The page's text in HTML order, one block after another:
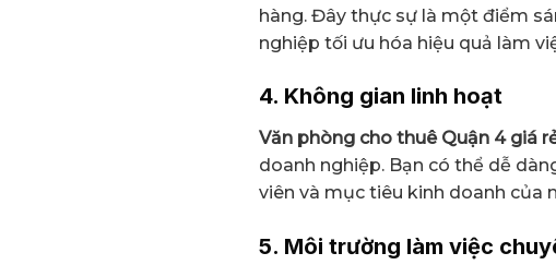
hàng. Đây thực sự là một điểm
nghiệp tối ưu hóa hiệu quả làm
4. Không gian linh hoạt
Văn phòng cho thuê Quận 4 giá
doanh nghiệp. Bạn có thể dễ
viên và mục tiêu kinh doanh của
5. Môi trường làm việc